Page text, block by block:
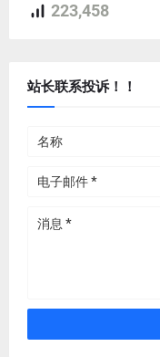
223,458
站长联系投诉！！